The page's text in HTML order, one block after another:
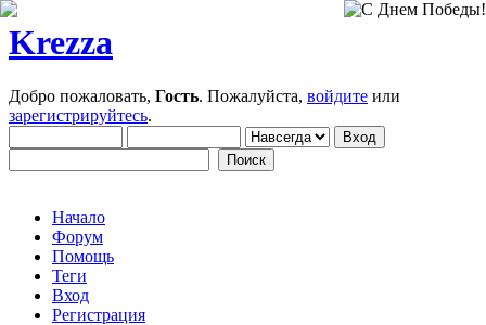
Krezza
Добро пожаловать, Гость. Пожалуйста, войдите или
зарегистрируйтесь.
Начало
Форум
Помощь
Теги
Вход
Регистрация